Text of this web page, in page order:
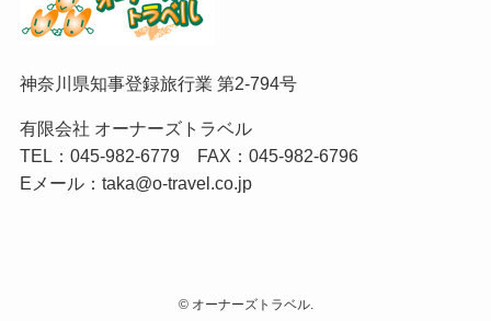
神奈川県知事登録旅行業 第2-794号
有限会社 オーナーズトラベル
TEL： 045-982-6779FAX：045-982-6796
Eメール： taka@o-travel.co.jp
©オーナーズトラベル.